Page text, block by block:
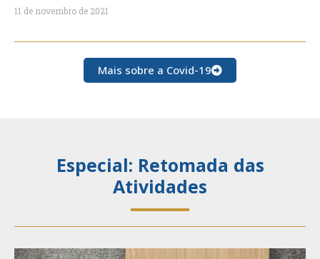
11 de novembro de 2021
Mais sobre a Covid-19
Especial: Retomada das
Atividades